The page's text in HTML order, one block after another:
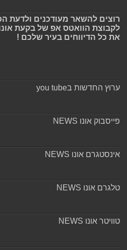
רוצים להשאר מעודכנים ולדעת
לקבוצת הוואטס אפ של בקעת
את כל הדיווחים בעיר שלכם !
ערוץ החדשות בyou tube
פייסבוק אונו NEWS
אינסטגרם אונו NEWS
טלגרם אונו NEWS
טוויטר אונו NEWS